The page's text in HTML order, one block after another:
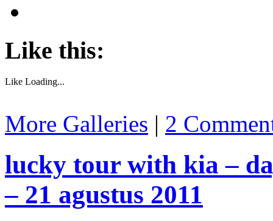
Like this:
Like Loading...
More Galleries | 2
lucky tour with kia –
– 21 agustus 2011